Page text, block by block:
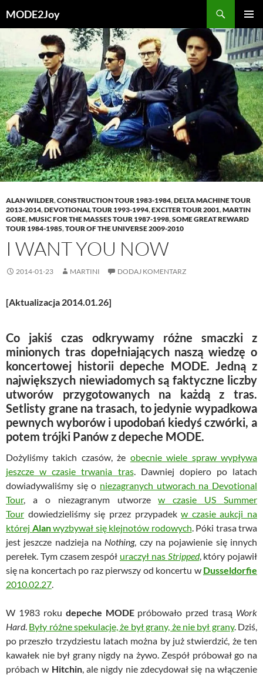
doMODE2Joy
MENU
ALAN WILDER,CONSTRUCTION TOUR 1983-1984,DELTA MACHINE TOUR
2013-2014,DEVOTIONAL TOUR 1993-1994,EXCITER TOUR 2001,MARTIN
GORE,MUSIC FOR THE MASSES TOUR 1987-1998,SOME GREAT REWARD
TOUR 1984-1985,TOUR OF THE UNIVERSE 2009-2010
I WANT YOU NOW
2014-01-23 MARTINI DODAJ KOMENTARZ
[Aktualizacja 2014.01.26]
Co jakiś czas odkrywamy różne smaczki z
minionych tras dopełniających naszą wiedzę o
koncertowej historiidepeche MODE. Jedną z
największych niewiadomych są faktyczne liczby
utworów przygotowanych na każdą z tras.
Setlisty grane na trasach, to jedynie wypadkowa
pewnych wyborów i upodobań kiedyś czwórki, a
potem trójki Panów zdepeche MODE.
Dożyliśmy takich czasów, że obecnie wiele spraw wypływa
jeszcze w czasie trwania tras. Dawniej dopiero po latach
dowiadywaliśmy się o niezagranych utworach na Devotional
Tour, a o niezagranym utworzew czasie US Summer
Tour dowiedzieliśmy się przez przypadekw czasie aukcji na
której Alanwyzbywał się klejnotów rodowych. Póki trasa trwa
jest jeszcze nadzieja na Nothing, czy na pojawienie się innych
perełek. Tym czasem zespół uraczył nas Stripped, który pojawił
się na koncertach po raz pierwszy od koncertu w Dusseldorfie
2010.02.27.
W 1983 roku depeche MODEpróbowało przed trasą Work
Hard. Były różne spekulacje, że był grany, że nie był grany. Dziś,
po przeszło trzydziestu latach można by już stwierdzić, że ten
kawałek nie był grany nigdy na żywo. Zespół próbował go na
próbach w Hitchin, ale nigdy nie zdecydował się na włączenie